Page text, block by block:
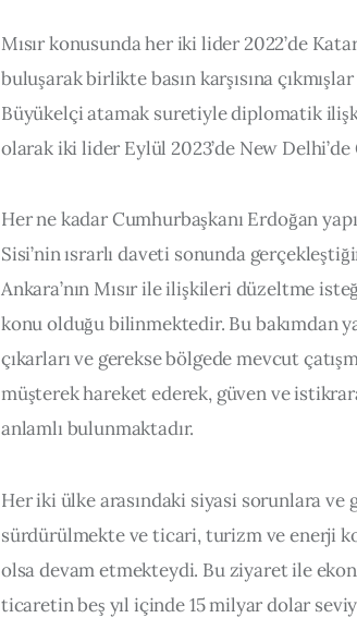
Mısır konusunda her iki lider 2022’de
buluşarak birlikte basın karşısına
Büyükelçi atamak suretiyle diplomatik
olarak iki lider Eylül 2023’de New
Her ne kadar Cumhurbaşkanı Erdoğan
Sisi’nin ısrarlı daveti sonunda
Ankara’nın Mısır ile ilişkileri düzeltme
konu olduğu bilinmektedir. Bu bakımdan
çıkarları ve gerekse bölgede mevcut
müşterek hareket ederek, güven ve
anlamlı bulunmaktadır.
Her iki ülke arasındaki siyasi sorunlara
sürdürülmekte ve ticari, turizm ve enerji
olsa devam etmekteydi. Bu ziyaret ile
ticaretin beş yıl içinde 15 milyar dolar